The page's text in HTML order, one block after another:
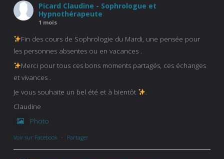
Picard Claudine - Sophrologue et
Hypnothérapeute
1 mois
Fin des cours de Sophrologie du Mardi, une pensée pour
les personnes absentes ou en vacances .
Merci pour tous ces bons moments partagés, ces échanges
et vivances .
Je vous souhaite un bel été et à bientôt
.
Claudine
Photo
Voir sur Facebook · Partager